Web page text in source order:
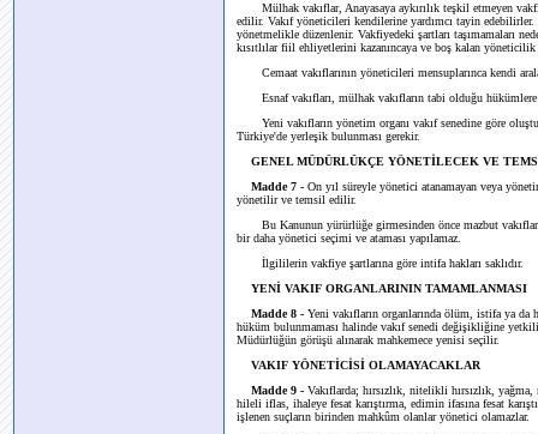
Mülhak vakıflar, Anayasaya aykırılık teşkil etmeyen
edilir. Vakıf yöneticileri kendilerine yardımcı tayin
yönetmelikle düzenlenir. Vakfiyedeki şartları taşımamaları
kısıtlılar fiil ehliyetlerini kazanıncaya ve boş kalan
Cemaat vakıflarının yöneticileri mensuplarınca kendi
Esnaf vakıfları, mülhak vakıfların tabi olduğu
Yeni vakıfların yönetim organı vakıf senedine göre
Türkiye'de yerleşik bulunması gerekir.
GENEL MÜDÜRLÜKÇE YÖNETİLECEK VE
Madde 7 - On yıl süreyle yönetici atanamayan veya
yönetilir ve temsil edilir.
Bu Kanunun yürürlüğe girmesinden önce mazbut vakıflar
bir daha yönetici seçimi ve ataması yapılamaz.
İlgililerin vakfiye şartlarına göre intifa hakları saklıdır.
YENİ VAKIF ORGANLARININ TAMAMLANMASI
Madde 8 - Yeni vakıfların organlarında ölüm, istifa ya
hüküm bulunmaması halinde vakıf senedi değişikliğine
Müdürlüğün görüşü alınarak mahkemece yenisi seçilir.
VAKIF YÖNETİCİSİ OLAMAYACAKLAR
Madde 9 - Vakıflarda; hırsızlık, nitelikli hırsızlık,
hileli iflas, ihaleye fesat karıştırma, edimin ifasına fesat
işlenen suçların birinden mahkûm olanlar yönetici olamazlar.